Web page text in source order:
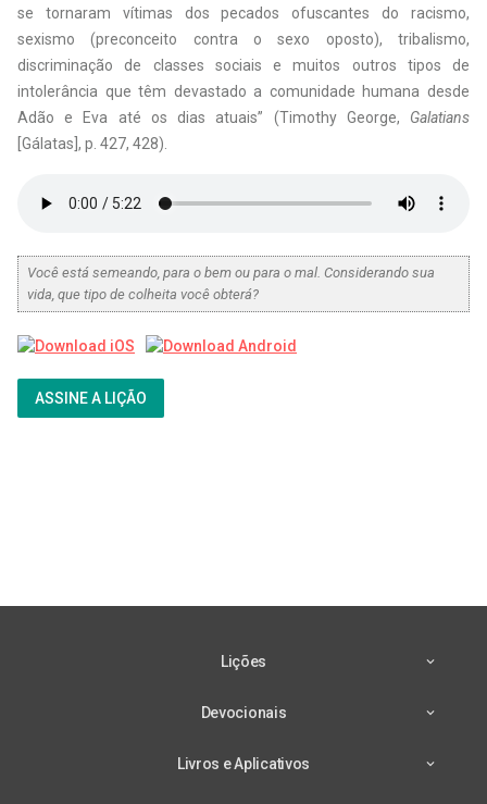
se tornaram vítimas dos pecados ofuscantes do racismo,
sexismo (preconceito contra o sexo oposto), tribalismo,
discriminação de classes sociais e muitos outros tipos de
intolerância que têm devastado a comunidade humana desde
Adão e Eva até os dias atuais” (Timothy George, Galatians
[Gálatas], p. 427, 428).
Você está semeando, para o bem ou para o mal. Considerando sua
vida, que tipo de colheita você obterá?
ASSINE A LIÇÃO
Lições
Devocionais
Livros e Aplicativos